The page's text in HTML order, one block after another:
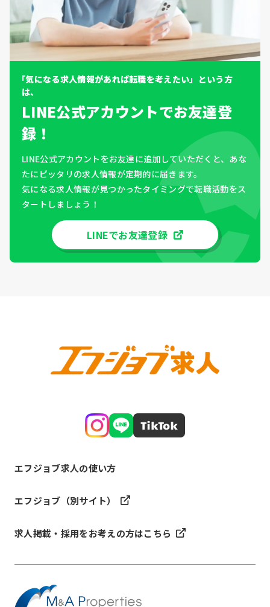
「気になる求人情報があれば転職を考えたい」という方
は、
LINE公式アカウントでお友達登
録！
LINE公式アカウントをお友達に追加していただくと、あな
たにピッタリの求人情報が定期的に届きます。
気になる求人情報が見つかったタイミングで転職活動をス
タートしましょう！
LINEでお友達登録
エフジョブ求人の使い方
エフジョブ（別サイト）
求人掲載・採用をお考えの方はこちら